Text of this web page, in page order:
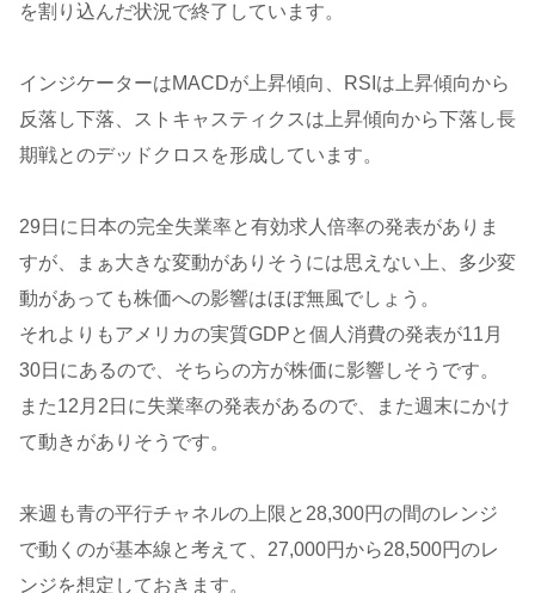
を割り込んだ状況で終了しています。
インジケーターはMACDが上昇傾向、RSIは上昇傾向から
反落し下落、ストキャスティクスは上昇傾向から下落し長
期戦とのデッドクロスを形成しています。
29日に日本の完全失業率と有効求人倍率の発表がありま
すが、まぁ大きな変動がありそうには思えない上、多少変
動があっても株価への影響はほぼ無風でしょう。
それよりもアメリカの実質GDPと個人消費の発表が11月
30日にあるので、そちらの方が株価に影響しそうです。
また12月2日に失業率の発表があるので、また週末にかけ
て動きがありそうです。
来週も青の平行チャネルの上限と28,300円の間のレンジ
で動くのが基本線と考えて、27,000円から28,500円のレ
ンジを想定しておきます。